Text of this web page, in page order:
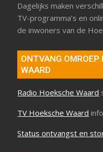
Dagelijks maken
TV-programma’s en
de inwoners van de
ONTVANG OMROEP
WAARD
Radio Hoeksche Waard
TV Hoeksche Waard
Status ontvangst en